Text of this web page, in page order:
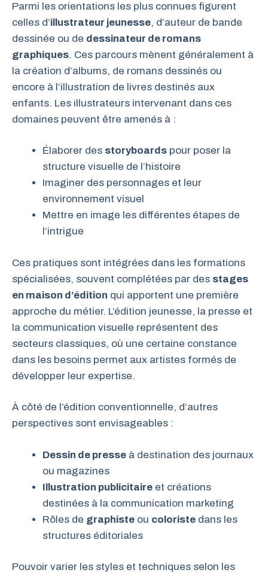
Parmi les orientations les plus connues figurent
celles d’illustrateur jeunesse, d’auteur de bande
dessinée ou de dessinateur de romans
graphiques. Ces parcours mènent généralement à
la création d’albums, de romans dessinés ou
encore à l’illustration de livres destinés aux
enfants. Les illustrateurs intervenant dans ces
domaines peuvent être amenés à :
Élaborer des storyboards pour poser la
structure visuelle de l’histoire
Imaginer des personnages et leur
environnement visuel
Mettre en image les différentes étapes de
l’intrigue
Ces pratiques sont intégrées dans les formations
spécialisées, souvent complétées par des stages
en maison d’édition qui apportent une première
approche du métier. L’édition jeunesse, la presse et
la communication visuelle représentent des
secteurs classiques, où une certaine constance
dans les besoins permet aux artistes formés de
développer leur expertise.
À côté de l’édition conventionnelle, d’autres
perspectives sont envisageables :
Dessin de presse à destination des journaux
ou magazines
Illustration publicitaire et créations
destinées à la communication marketing
Rôles de graphiste ou coloriste dans les
structures éditoriales
Pouvoir varier les styles et techniques selon les